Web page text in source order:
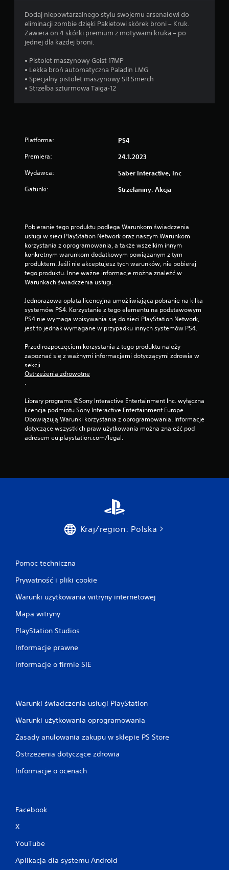
Dodaj niepowtarzalnego stylu swojemu arsenałowi do
eliminacji zombie dzięki Pakietowi skórek broni – Kruk.
Zawiera on 4 skórki premium z motywami kruka – po
jednej dla każdej broni.
• Pistolet maszynowy Geist 17MP
• Lekka broń automatyczna Paladin LMG
• Specjalny pistolet maszynowy SR Smerch
• Strzelba szturmowa Taiga-12
Platforma: PS4
Premiera: 24.1.2023
Wydawca: Saber Interactive, Inc
Gatunki: Strzelaniny, Akcja
Pobieranie tego produktu podlega Warunkom świadczenia
usługi w sieci PlayStation Network oraz naszym Warunkom
korzystania z oprogramowania, a także wszelkim innym
konkretnym warunkom dodatkowym powiązanym z tym
produktem. Jeśli nie akceptujesz tych warunków, nie pobieraj
tego produktu. Inne ważne informacje można znaleźć w
Warunkach świadczenia usługi.
Jednorazowa opłata licencyjna umożliwiająca pobranie na kilka
systemów PS4. Korzystanie z tego elementu na podstawowym
PS4 nie wymaga wpisywania się do sieci PlayStation Network,
jest to jednak wymagane w przypadku innych systemów PS4.
Przed rozpoczęciem korzystania z tego produktu należy
zapoznać się z ważnymi informacjami dotyczącymi zdrowia w
sekcji
Ostrzeżenia zdrowotne
.
Library programs ©Sony Interactive Entertainment Inc. wyłączna
licencja podmiotu Sony Interactive Entertainment Europe.
Obowiązują Warunki korzystania z oprogramowania. Informacje
dotyczące wszystkich praw użytkowania można znaleźć pod
adresem eu.playstation.com/legal.
Kraj/region: Polska
Pomoc techniczna
Prywatność i pliki cookie
Warunki użytkowania witryny internetowej
Mapa witryny
PlayStation Studios
Informacje prawne
Informacje o firmie SIE
Warunki świadczenia usługi PlayStation
Warunki użytkowania oprogramowania
Zasady anulowania zakupu w sklepie PS Store
Ostrzeżenia dotyczące zdrowia
Informacje o ocenach
Facebook
X
YouTube
Aplikacja dla systemu Android